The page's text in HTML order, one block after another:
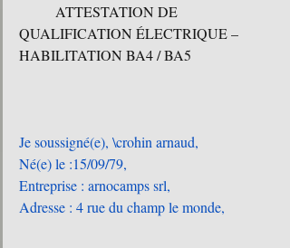
QUALIFICATION ÉLECTRIQUE –
HABILITATION BA4 / BA5
Je soussigné(e), \crohin arnaud,
Né(e) le :15/09/79,
Entreprise : arnocamps srl,
Adresse : 4 rue du champ le monde,